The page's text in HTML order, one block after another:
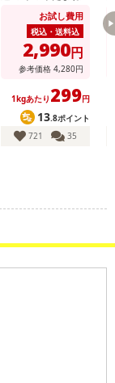
お試し費用
税込・送料込
2,990円
参考価格 4,280円
1kgあたり 299円
13.8ポイント
721
35